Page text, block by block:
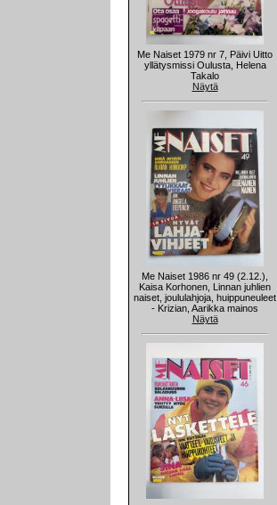
Me Naiset 1979 nr 7, Päivi Uitto
yllätysmissi Oulusta, Helena
Takalo
Näytä
Me Naiset 1986 nr 49 (2.12.),
Kaisa Korhonen, Linnan juhlien
naiset, joululahjoja, huippuneuleet
- Krizian, Aarikka mainos
Näytä